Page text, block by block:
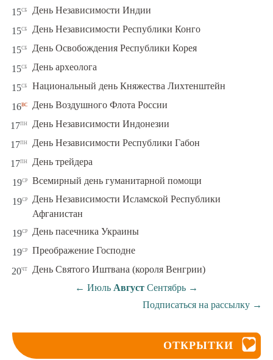
15сб День Независимости Индии
15сб День Независимости Республики Конго
15сб День Освобождения Республики Корея
15сб День археолога
15сб Национальный день Княжества Лихтенштейн
16вс День Воздушного Флота России
17пн День Независимости Индонезии
17пн День Независимости Республики Габон
17пн День трейдера
19ср Всемирный день гуманитарной помощи
19ср
День Независимости Исламской Республики
Афганистан
19ср День пасечника Украины
19ср Преображение Господне
20чт
День Святого Иштвана (короля Венгрии)
← Июль Август Сентябрь →
Подписаться на рассылку →
ОТКРЫТКИ